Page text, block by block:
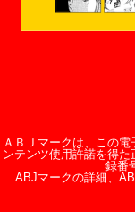
ＡＢＪマークは、この
ンテンツ使用許諾を得
録番
ABJマークの詳細、